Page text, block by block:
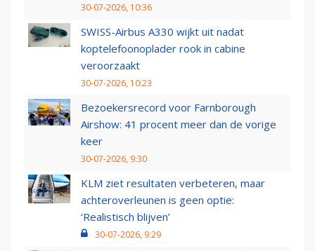
30-07-2026, 10:36
SWISS-Airbus A330 wijkt uit nadat
koptelefoonoplader rook in cabine
veroorzaakt
30-07-2026, 10:23
Bezoekersrecord voor Farnborough
Airshow: 41 procent meer dan de vorige
keer
30-07-2026, 9:30
KLM ziet resultaten verbeteren, maar
achteroverleunen is geen optie:
‘Realistisch blijven’
30-07-2026, 9:29